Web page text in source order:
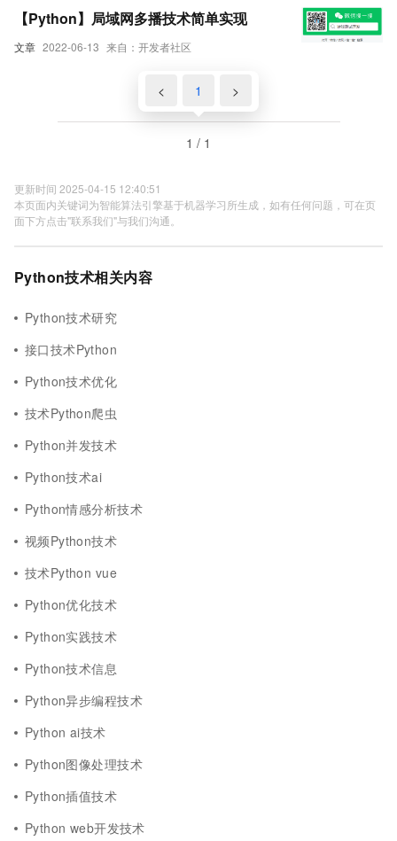
文章 2022-06-13 来自：开发者社区
【Python】局域网多播技术简单实现
< 1 >
1 / 1
更新时间 2025-04-15 12:40:51
本页面内关键词为智能算法引擎基于机器学习所生成，如有任何问题，可在页
面下方点击"联系我们"与我们沟通。
Python技术相关内容
Python技术研究
接口技术Python
Python技术优化
技术Python爬虫
Python并发技术
Python技术ai
Python情感分析技术
视频Python技术
技术Python vue
Python优化技术
Python实践技术
Python技术信息
Python异步编程技术
Python ai技术
Python图像处理技术
Python插值技术
Python web开发技术